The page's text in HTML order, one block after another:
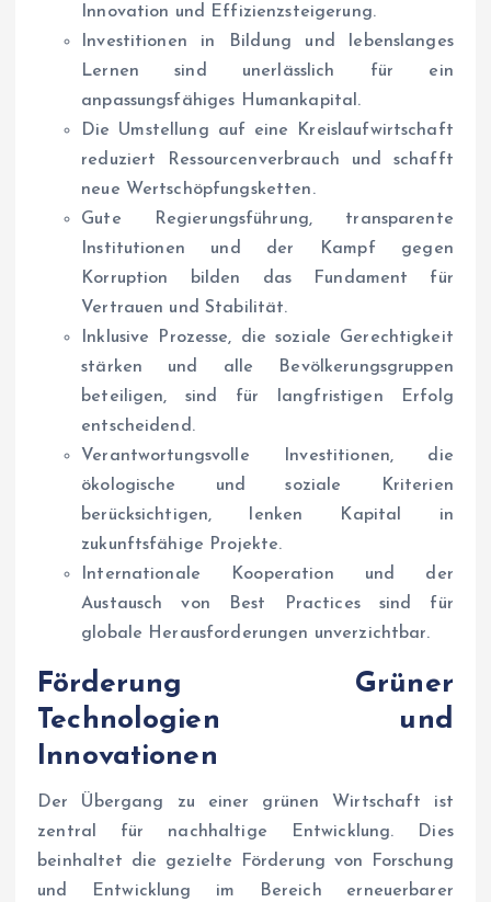
Innovation und Effizienzsteigerung.
Investitionen in Bildung und lebenslanges
Lernen sind unerlässlich für ein
anpassungsfähiges Humankapital.
Die Umstellung auf eine Kreislaufwirtschaft
reduziert Ressourcenverbrauch und schafft
neue Wertschöpfungsketten.
Gute Regierungsführung, transparente
Institutionen und der Kampf gegen
Korruption bilden das Fundament für
Vertrauen und Stabilität.
Inklusive Prozesse, die soziale Gerechtigkeit
stärken und alle Bevölkerungsgruppen
beteiligen, sind für langfristigen Erfolg
entscheidend.
Verantwortungsvolle Investitionen, die
ökologische und soziale Kriterien
berücksichtigen, lenken Kapital in
zukunftsfähige Projekte.
Internationale Kooperation und der
Austausch von Best Practices sind für
globale Herausforderungen unverzichtbar.
Förderung Grüner
Technologien und
Innovationen
Der Übergang zu einer grünen Wirtschaft ist
zentral für nachhaltige Entwicklung. Dies
beinhaltet die gezielte Förderung von Forschung
und Entwicklung im Bereich erneuerbarer